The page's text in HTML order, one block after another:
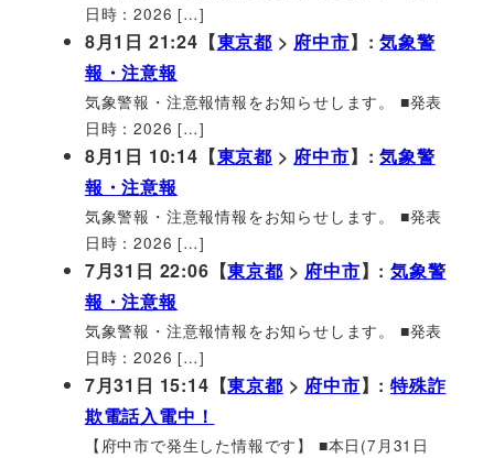
日時：2026 […]
8月1日 21:24【東京都 > 府中市】:気象警
報・注意報
気象警報・注意報情報をお知らせします。 ■発表
日時：2026 […]
8月1日 10:14【東京都 > 府中市】:気象警
報・注意報
気象警報・注意報情報をお知らせします。 ■発表
日時：2026 […]
7月31日 22:06【東京都 > 府中市】:気象警
報・注意報
気象警報・注意報情報をお知らせします。 ■発表
日時：2026 […]
7月31日 15:14【東京都 > 府中市】:特殊詐
欺電話入電中！
【府中市で発生した情報です】 ■本日(7月31日